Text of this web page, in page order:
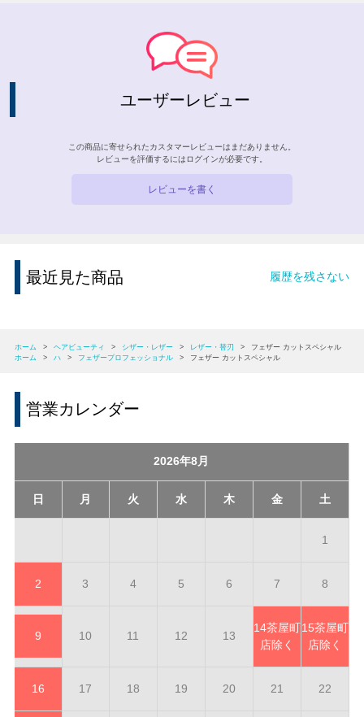
ユーザーレビュー
この商品に寄せられたカスタマーレビューはまだありません。
レビューを評価するには ログインが必要です。
レビューを書く
最近見た商品 履歴を残さない
ホーム > ヘアビューティ > シザー・レザー > レザー・替刃 >
フェザー カットスペシャル
ホーム
> ハ > フェザープロフェッショナル > フェザー カットスペシャル
営業カレンダー
2026年8月
日 月 火 水 木 金 土
1
2 3 4 5 6 7 8
9 10 11 12 13
14茶屋町
店除く
15茶屋町
店除く
16 17 18 19 20 21 22